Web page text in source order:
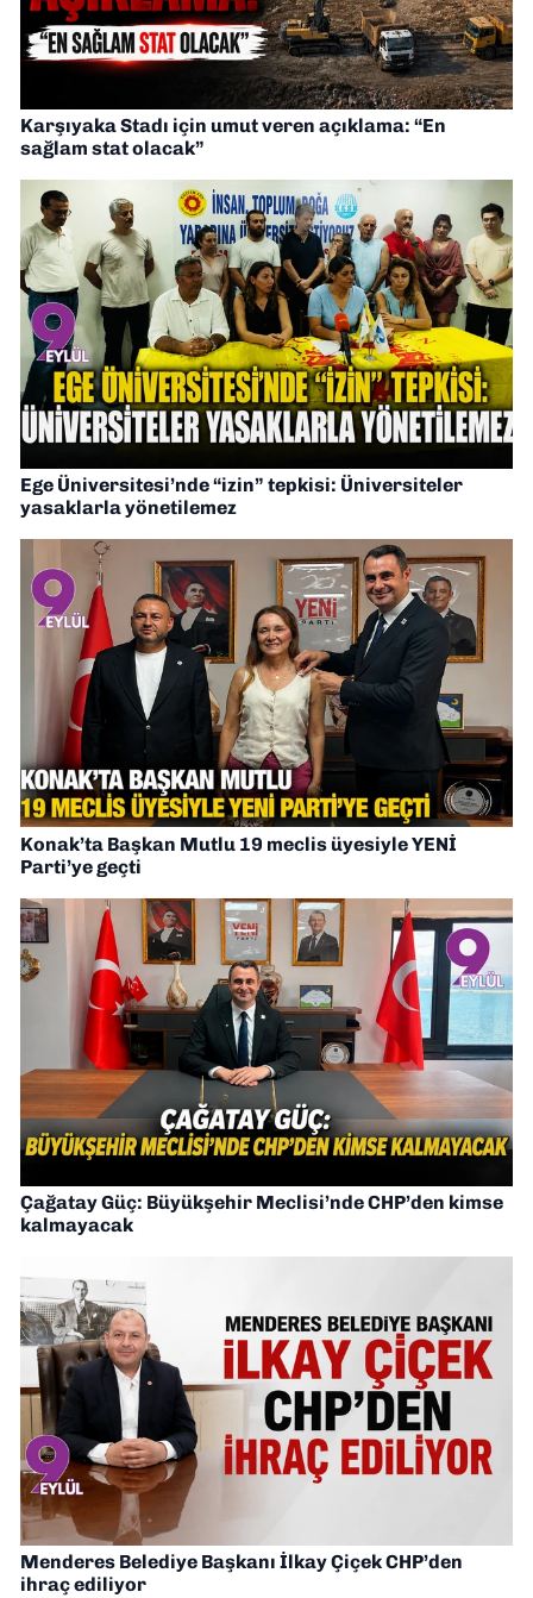
Karşıyaka Stadı için umut veren açıklama: “En
sağlam stat olacak”
Ege Üniversitesi’nde “izin” tepkisi: Üniversiteler
yasaklarla yönetilemez
Konak’ta Başkan Mutlu 19 meclis üyesiyle YENİ
Parti’ye geçti
Çağatay Güç: Büyükşehir Meclisi’nde CHP’den kimse
kalmayacak
Menderes Belediye Başkanı İlkay Çiçek CHP’den
ihraç ediliyor